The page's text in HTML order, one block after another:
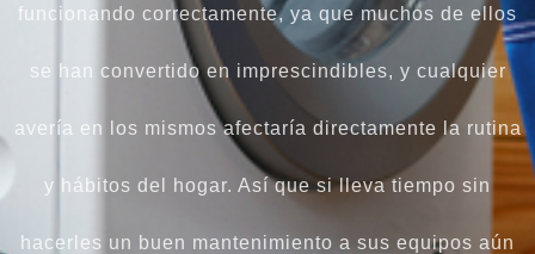
funcionando correctamente, ya que muchos de ellos
se han convertido en imprescindibles, y cualquier
avería en los mismos afectaría directamente la rutina
y hábitos del hogar. Así que si lleva tiempo sin
hacerles un buen mantenimiento a sus equipos aún